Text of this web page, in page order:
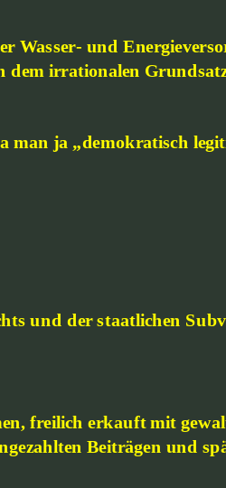
Wasser- und
irrationalen
man ja „demokratisch
und der staatlichen
freilich erkauft mit
Beiträgen und